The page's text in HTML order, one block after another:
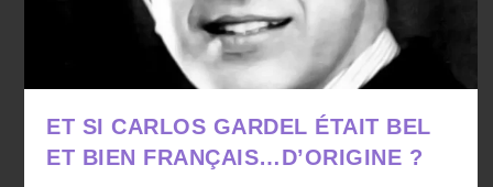
ET SI CARLOS GARDEL ÉTAIT BEL
ET BIEN FRANÇAIS…D’ORIGINE ?